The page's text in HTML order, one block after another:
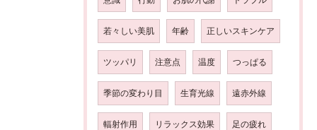
若々しい美肌 年齢 正しいスキンケア
ツッパリ 注意点 温度 つっぱる
季節の変わり目 生育光線 遠赤外線
輻射作用 リラックス効果 足の疲れ